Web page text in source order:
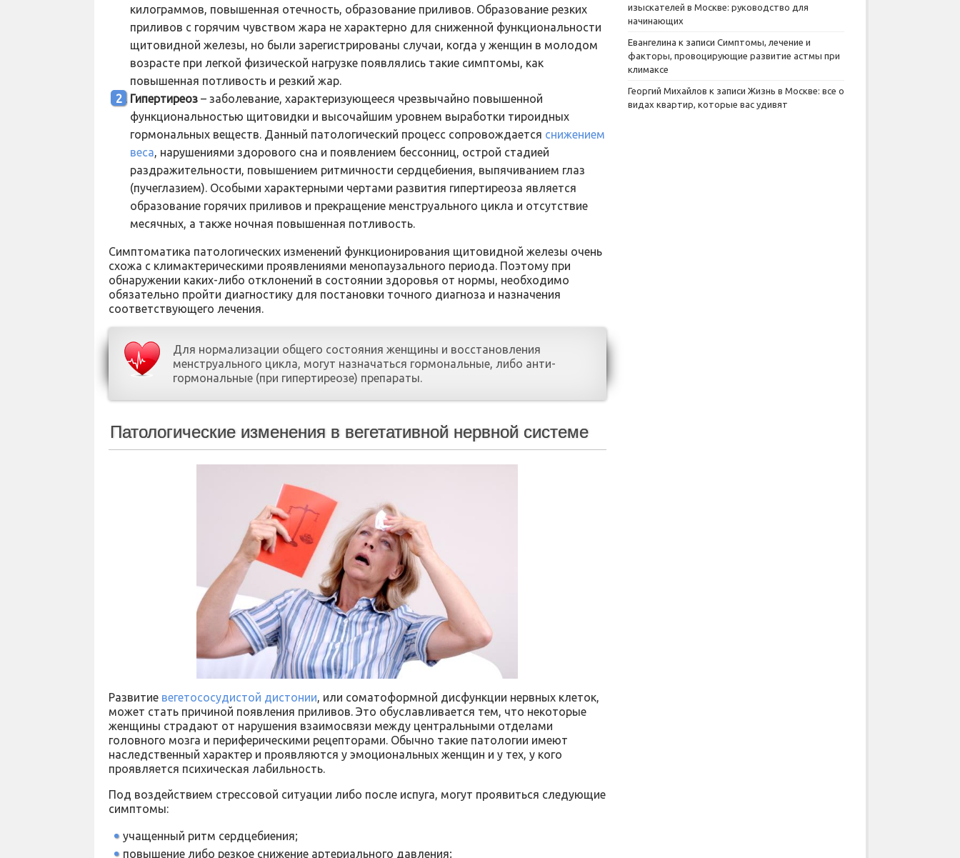
килограммов, повышенная отечность, образование приливов. Образование резких
приливов с горячим чувством жара не характерно для сниженной функциональности
щитовидной железы, но были зарегистрированы случаи, когда у женщин в молодом
возрасте при легкой физической нагрузке появлялись такие симптомы, как
повышенная потливость и резкий жар.
Гипертиреоз – заболевание, характеризующееся чрезвычайно повышенной
функциональностью щитовидки и высочайшим уровнем выработки тироидных
гормональных веществ. Данный патологический процесс сопровождается снижением
веса, нарушениями здорового сна и появлением бессонниц, острой стадией
раздражительности, повышением ритмичности сердцебиения, выпячиванием глаз
(пучеглазием). Особыми характерными чертами развития гипертиреоза является
образование горячих приливов и прекращение менструального цикла и отсутствие
месячных, а также ночная повышенная потливость.
Симптоматика патологических изменений функционирования щитовидной железы очень
схожа с климактерическими проявлениями менопаузального периода. Поэтому при
обнаружении каких-либо отклонений в состоянии здоровья от нормы, необходимо
обязательно пройти диагностику для постановки точного диагноза и назначения
соответствующего лечения.
Для нормализации общего состояния женщины и восстановления
менструального цикла, могут назначаться гормональные, либо анти-
гормональные (при гипертиреозе) препараты.
Патологические изменения в вегетативной нервной системе
Развитие вегетососудистой дистонии , или соматоформной дисфункции нервных клеток,
может стать причиной появления приливов. Это обуславливается тем, что некоторые
женщины страдают от нарушения взаимосвязи между центральными отделами
головного мозга и периферическими рецепторами. Обычно такие патологии имеют
наследственный характер и проявляются у эмоциональных женщин и у тех, у кого
проявляется психическая лабильность.
Под воздействием стрессовой ситуации либо после испуга, могут проявиться следующие
симптомы:
учащенный ритм сердцебиения;
повышение либо резкое снижение артериального давления;
изыскателей в Москве: руководство для
начинающих
Евангелина к записи Симптомы, лечение и
факторы, провоцирующие развитие астмы при
климаксе
Георгий Михайлов к записи Жизнь в Москве: все о
видах квартир, которые вас удивят